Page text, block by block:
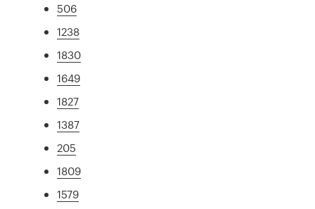
506
1238
1830
1649
1827
1387
205
1809
1579